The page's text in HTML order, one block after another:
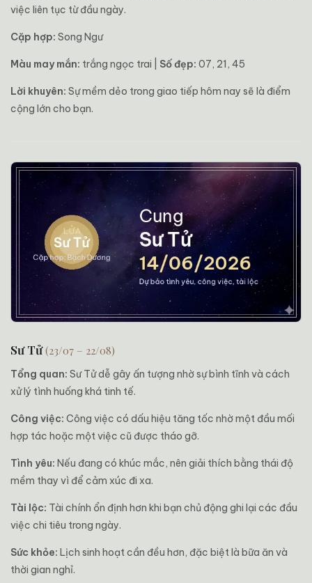
việc liên tục từ đầu ngày.
Cặp hợp: Song Ngư
Màu may mắn: trắng ngọc trai | Số đẹp: 07, 21, 45
Lời khuyên: Sự mềm dẻo trong giao tiếp hôm nay sẽ là điểm
cộng lớn cho bạn.
Sư Tử(23/07 – 22/08)
Tổng quan: Sư Tử dễ gây ấn tượng nhờ sự bình tĩnh và cách
xử lý tình huống khá tinh tế.
Công việc: Công việc có dấu hiệu tăng tốc nhờ một đầu mối
hợp tác hoặc một việc cũ được tháo gỡ.
Tình yêu: Nếu đang có khúc mắc, nên giải thích bằng thái độ
mềm thay vì để cảm xúc đi xa.
Tài lộc: Tài chính ổn định hơn khi bạn chủ động ghi lại các đầu
việc chi tiêu trong ngày.
Sức khỏe: Lịch sinh hoạt cần đều hơn, đặc biệt là bữa ăn và
thời gian nghỉ.